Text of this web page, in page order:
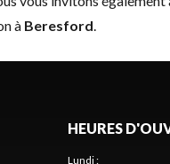
à Beresford.
HEURES
Lundi: